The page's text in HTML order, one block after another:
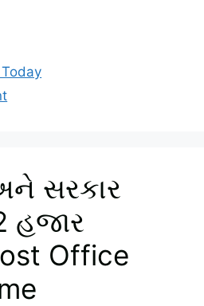
સરકાર
હજાર
Office